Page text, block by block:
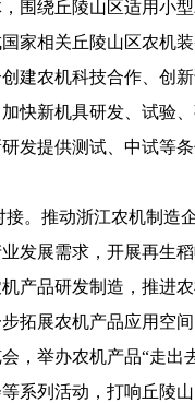
围绕丘陵山区适用小
家相关丘陵山区农机
建农机科技合作、创
快新机具研发、试验
发提供测试、中试等条
接。推动浙江农机制造
发展需求，开展再生
产品研发制造，推进
拓展农机产品应用空
，举办农机产品“走出
系列活动，打响丘陵